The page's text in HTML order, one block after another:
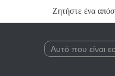
Ζητήστε ένα
ΣΤΗΝ ΈΡΕΥΝΑ